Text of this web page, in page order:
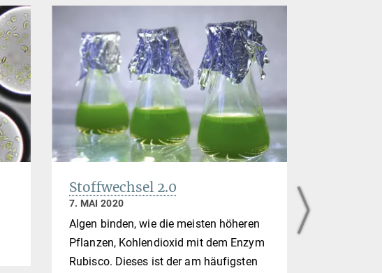
Stoffwechsel 2.0
7. MAI 2020
Algen binden, wie die meisten höheren
Pflanzen, Kohlendioxid mit dem Enzym
Rubisco. Dieses ist der am häufigsten